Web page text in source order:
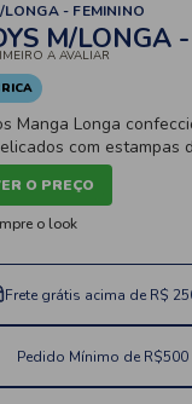
LONGA - FEMININO
M/LONGA
A AVALIAR
Manga Longa
com estampas
aquecido com muito
O PREÇO
o look
Frete grátis acima de R$
Pedido Mínimo de R$500